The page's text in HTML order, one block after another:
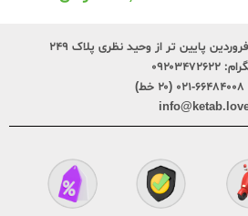
۰۹۲۰۳۴۷۲۶۲۲
۶۶۴۸۴۰۰۸-۰۲۱ (۲۰ خط)